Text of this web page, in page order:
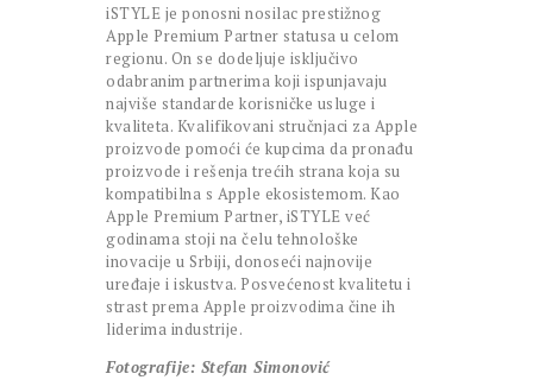
iSTYLE je ponosni nosilac prestižnog
Apple Premium Partner statusa u celom
regionu. On se dodeljuje isključivo
odabranim partnerima koji ispunjavaju
najviše standarde korisničke usluge i
kvaliteta. Kvalifikovani stručnjaci za Apple
proizvode pomoći će kupcima da pronađu
proizvode i rešenja trećih strana koja su
kompatibilna s Apple ekosistemom. Kao
Apple Premium Partner, iSTYLE već
godinama stoji na čelu tehnološke
inovacije u Srbiji, donoseći najnovije
uređaje i iskustva. Posvećenost kvalitetu i
strast prema Apple proizvodima čine ih
liderima industrije.
Fotografije: Stefan Simonović